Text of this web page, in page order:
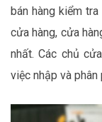
bán hàng kiểm
cửa hàng, cửa
nhất. Các chủ
việc nhập và